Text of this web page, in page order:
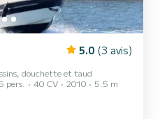
5.0 (3 avis)
douchette et taud
5 pers. 40 CV 2010
5.5 m